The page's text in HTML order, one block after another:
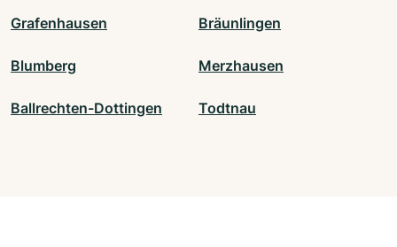
Grafenhausen Bräunlingen
Blumberg Merzhausen
Ballrechten-Dottingen Todtnau